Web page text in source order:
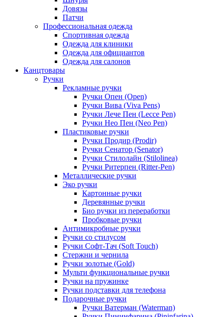
Довязы
Патчи
Профессиональная одежда
Спортивная одежда
Одежда для клиники
Одежда для официантов
Одежда для салонов
Канцтовары
Ручки
Рекламные ручки
Ручки Опен (Open)
Ручки Вива (Viva Pens)
Ручки Лече Пен (Lecce Pen)
Ручки Нео Пен (Neo Pen)
Пластиковые ручки
Ручки Продир (Prodir)
Ручки Сенатор (Senator)
Ручки Стилолайн (Stilolinea)
Ручки Ритерпен (Ritter-Pen)
Металлические ручки
Эко ручки
Картонные ручки
Деревянные ручки
Био ручки из переработки
Пробковые ручки
Антимикробные ручки
Ручки со стилусом
Ручки Софт-Тач (Soft Touch)
Стержни и чернила
Ручки золотые (Gold)
Мульти функциональные ручки
Ручки на пружинке
Ручки подставки для телефона
Подарочные ручки
Ручки Ватерман (Waterman)